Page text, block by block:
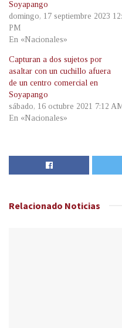
Soyapango
domingo, 17 septiembre 2023
PM
En «Nacionales»
Capturan a dos sujetos por
asaltar con un cuchillo afuera
de un centro comercial en
Soyapango
sábado, 16 octubre 2021 7:12
En «Nacionales»
Relacionado Noticias